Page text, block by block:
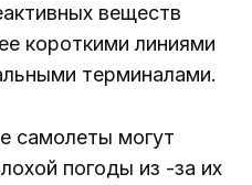
веществ
короткими линиями
терминалами.
самолеты могут
погоды из -за их